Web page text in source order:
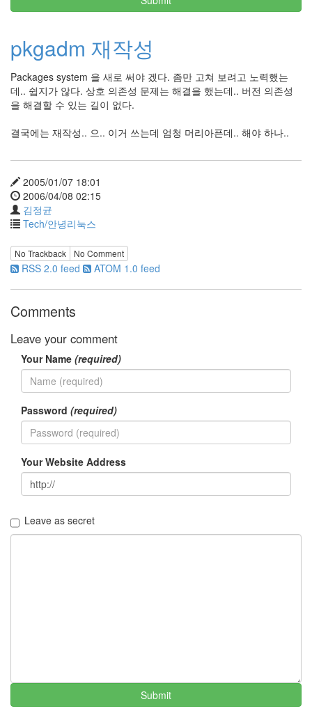
pkgadm 재작성
Packages system 을 새로 써야 겠다. 좀만 고쳐 보려고 노력했는
데.. 쉽지가 않다. 상호 의존성 문제는 해결을 했는데.. 버전 의존성
을 해결할 수 있는 길이 없다.
결국에는 재작성.. 으.. 이거 쓰는데 엄청 머리아픈데.. 해야 하나..
2005/01/07 18:01
2006/04/08 02:15
김정균
Tech/안녕리눅스
No Trackback No Comment
RSS 2.0 feed ATOM 1.0 feed
Comments
Leave your comment
Your Name (required)
Password (required)
Your Website Address
Leave as secret
Submit
3
Diving
0
제
품
리
뷰
5
Recent
Daweikala
AA
1.5V
ion
3800...
김
균
Daweikala
1.5V
Li-
ion
1280...
BASMAN
정